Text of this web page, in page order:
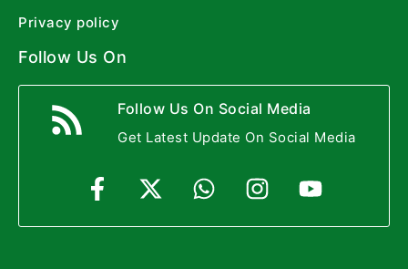
Privacy policy
Follow Us On
Follow Us On Social Media
Get Latest Update On Social Media